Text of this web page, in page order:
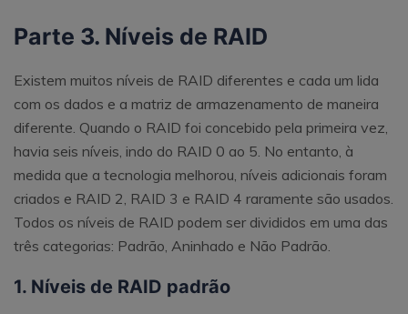
Parte 3. Níveis de RAID
Existem muitos níveis de RAID diferentes e cada um lida
com os dados e a matriz de armazenamento de maneira
diferente. Quando o RAID foi concebido pela primeira vez,
havia seis níveis, indo do RAID 0 ao 5. No entanto, à
medida que a tecnologia melhorou, níveis adicionais foram
criados e RAID 2, RAID 3 e RAID 4 raramente são usados.
Todos os níveis de RAID podem ser divididos em uma das
três categorias: Padrão, Aninhado e Não Padrão.
1. Níveis de RAID padrão